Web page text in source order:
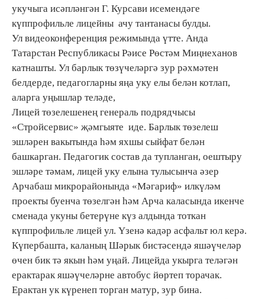
укучыга исәпләнгән Г. Курсави исемендәге
күппрофильле лицейны ачу тантанасы булды.
Ул видеоконференция режимында үтте. Анда
Татарстан Республикасы Рәисе Рөстәм Миңнеханов
катнашты. Ул барлык төзүчеләргә зур рәхмәтен
белдерде, педагогларны яңа уку елы белән котлап,
аларга уңышлар теләде,
Лицей төзелешенең генераль подрядчысы
«Стройсервис» җәмгыяте иде. Барлык төзелеш
эшләрен вакытында һәм яхшы сыйфат белән
башкарган. Педагогик состав да тупланган, оештыру
эшләре тәмам, лицей уку елына тулысынча әзер
Арчабаш микрорайонында «Мәгариф» илкүләм
проекты буенча төзелгән һәм Арча каласында икенче
сменада укуны бетерүне күз алдында тоткан
күппрофильле лицей ул. Үзенә кадәр асфальт юл керә.
Күпербашта, каланың Шәрык бистәсендә яшәүчеләр
өчен бик тә якын һәм уңай. Лицейда укырга теләгән
ерактарак яшәүчеләрне автобус йөртеп торачак.
Ерактан ук күренеп торган матур, зур бина.